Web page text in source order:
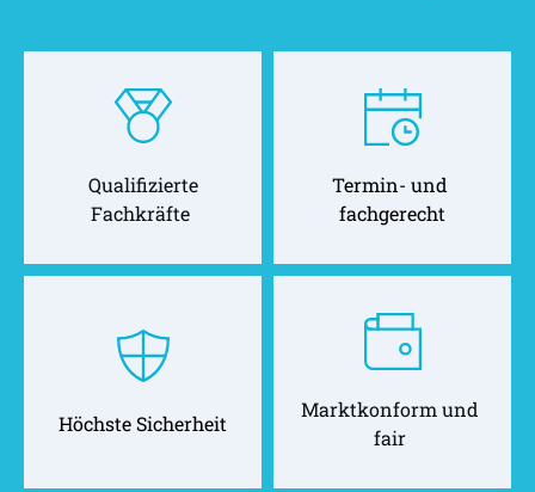
Qualifizierte
Fachkräfte
Termin- und
fachgerecht
Höchste Sicherheit
Marktkonform und
fair